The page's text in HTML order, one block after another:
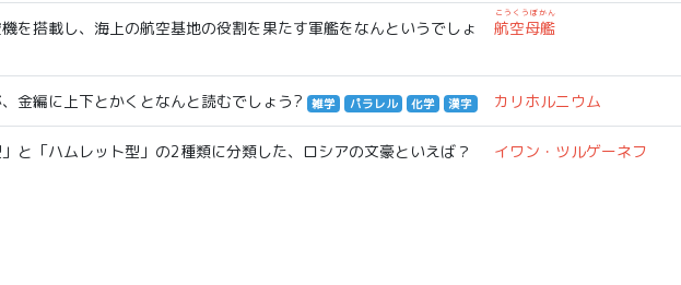
を搭載し、海上の航空基地の役割を果たす軍艦をなんというでしょ
航空母艦
こうくうぼかん
金編に上下とかくとなんと読むでしょう? 雑学 パラレル 化学 漢字 カリホルニウム
と「ハムレット型」の2種類に分類した、ロシアの文豪といえば？ イワン・ツルゲーネフ